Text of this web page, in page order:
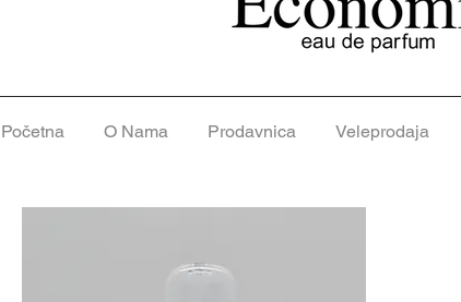
Početna O Nama Prodavnica Veleprodaja